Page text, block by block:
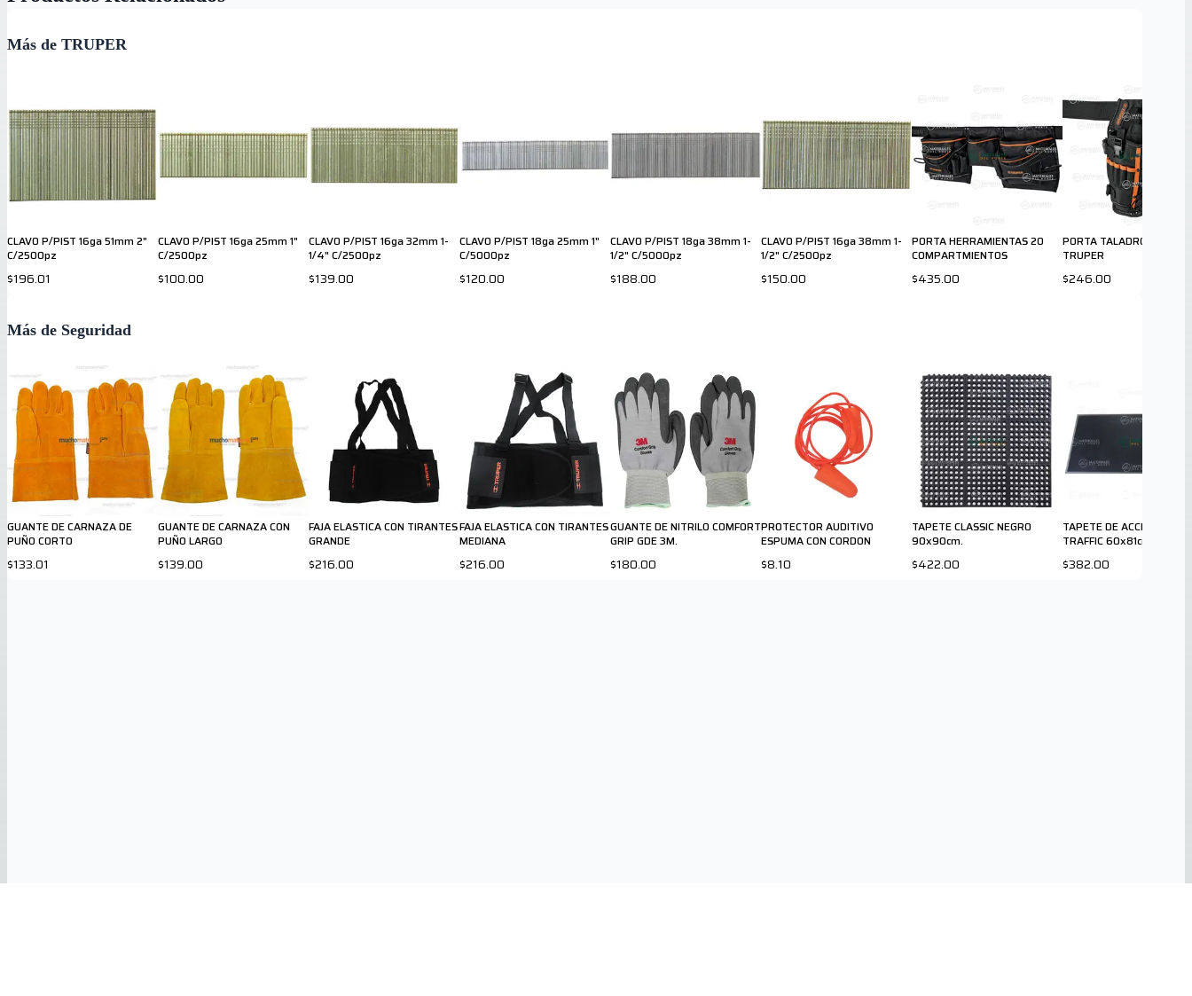
Más de TRUPER
CLAVO P/PIST 16ga 51mm 2"
C/2500pz
$196.01
CLAVO P/PIST 16ga 25mm 1"
C/2500pz
$100.00
CLAVO P/PIST 16ga 32mm 1-
1/4" C/2500pz
$139.00
CLAVO P/PIST 18ga 25mm 1"
C/5000pz
$120.00
CLAVO P/PIST 18ga 38mm 1-
1/2" C/5000pz
$188.00
CLAVO P/PIST 16ga 38mm 1-
1/2" C/2500pz
$150.00
PORTA HERRAMIENTAS 20
COMPARTMIENTOS
$435.00
PORTA TALADRO
TRUPER
$246.00
Más de Seguridad
GUANTE DE CARNAZA DE
PUÑO CORTO
$133.01
GUANTE DE CARNAZA CON
PUÑO LARGO
$139.00
FAJA ELASTICA CON TIRANTES
GRANDE
$216.00
FAJA ELASTICA CON TIRANTES
MEDIANA
$216.00
GUANTE DE NITRILO COMFORT
GRIP GDE 3M.
$180.00
PROTECTOR AUDITIVO
ESPUMA CON CORDON
$8.10
TAPETE CLASSIC NEGRO
90x90cm.
$422.00
TAPETE DE ACCESO
TRAFFIC 60x81cm.
$382.00